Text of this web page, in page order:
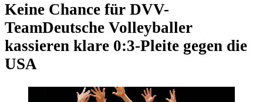
Keine Chance für DVV-
TeamDeutsche Volleyballer
kassieren klare 0:3-Pleite gegen die
USA